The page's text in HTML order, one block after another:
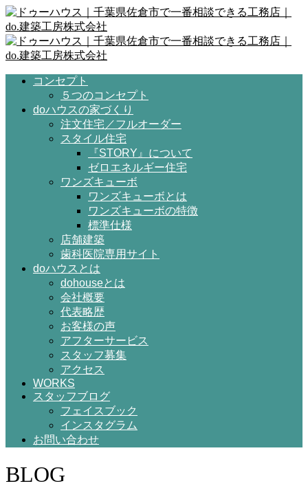
コンセプト
５つのコンセプト
doハウスの家づくり
注文住宅／フルオーダー
スタイル住宅
『STORY』について
ゼロエネルギー住宅
ワンズキューボ
ワンズキューボとは
ワンズキューボの特徴
標準仕様
店舗建築
歯科医院専用サイト
doハウスとは
dohouseとは
会社概要
代表略歴
お客様の声
アフターサービス
スタッフ募集
アクセス
WORKS
スタッフブログ
フェイスブック
インスタグラム
お問い合わせ
BLOG